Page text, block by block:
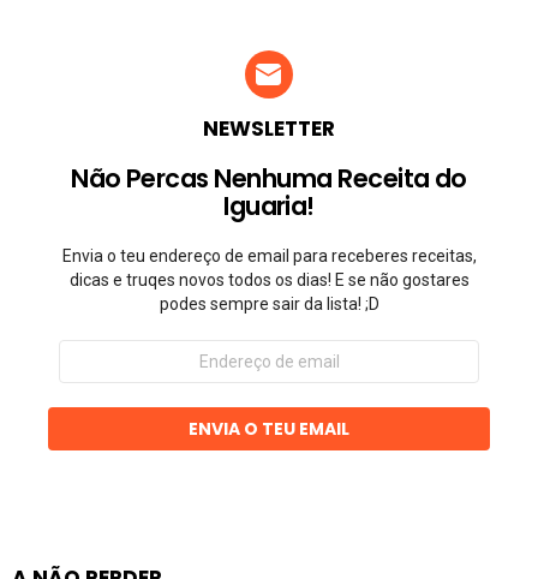
NEWSLETTER
Não Percas Nenhuma Receita do
Iguaria!
Envia o teu endereço de email para receberes receitas,
dicas e truqes novos todos os dias! E se não gostares
podes sempre sair da lista! ;D
Endereço
email
ENVIA O TEU EMAIL